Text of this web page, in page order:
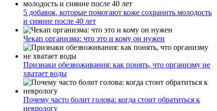
5 добавок, которые помогают коже сохранить молодость
и сияние после 40 лет
Чекап организма: что это и кому он нужен
Признаки обезвоживания: как понять, что организму не
хватает воды
Почему часто болит голова: когда стоит обратиться к
неврологу